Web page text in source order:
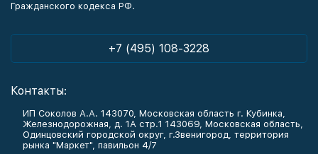
Гражданского кодекса РФ.
+7 (495) 108-3228
Контакты:
ИП Соколов А.А. 143070, Московская область г. Кубинка,
Железнодорожная, д. 1А стр.1 143069, Московская область,
Одинцовский городской округ, г.Звенигород, территория
рынка "Маркет", павильон 4/7